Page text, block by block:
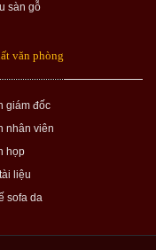
sàn gỗ
văn phòng
giám đốc
nhân viên
họp
liệu
sofa da